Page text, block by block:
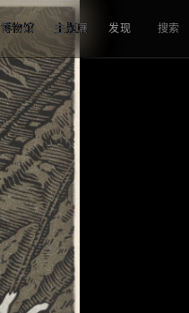
博物馆 主题展 发现 搜索